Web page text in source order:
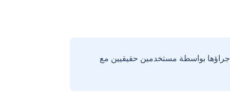
بواسطة مستخدمين حقيقيين مع